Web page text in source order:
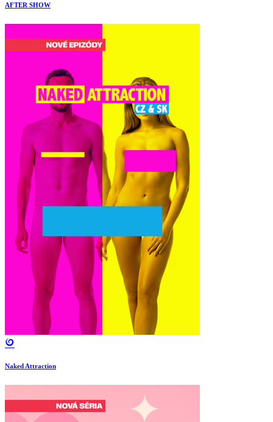
AFTER SHOW
Naked Attraction